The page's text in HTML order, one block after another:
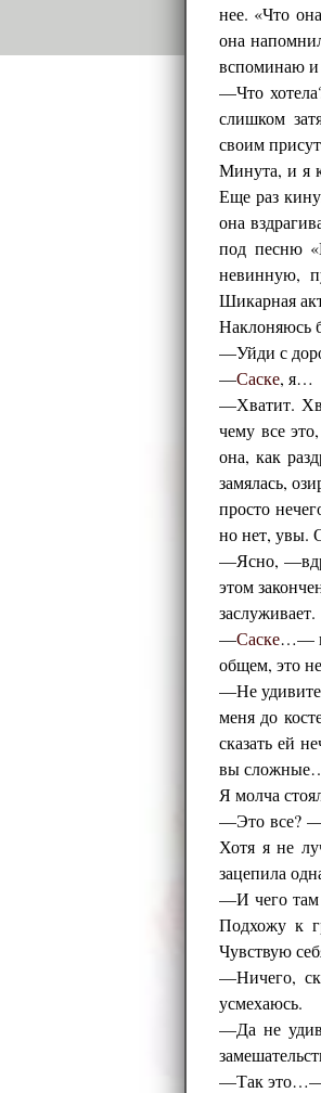
нее. «Что
она
вспоминаю
—Что
слишком
своим
Минута, и я
Еще раз
она
под песню
невинную,
Шикарная
Наклоняюсь
—Уйди с
—Саске, я…
—Хватит.
чему все
она, как
замялась,
просто
но нет, увы.
—Ясно,
этом
заслуживает.
—Саске…—
общем, это
—Не
меня до
сказать ей
вы
Я молча
—Это все? —
Хотя я не
зацепила
—И чего там
Подхожу к
Чувствую
—Ничего,
усмехаюсь.
—Да не
—Так это…—